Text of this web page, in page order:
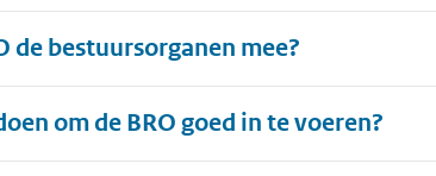
de bestuursorganen mee?
om de BRO goed in te voeren?